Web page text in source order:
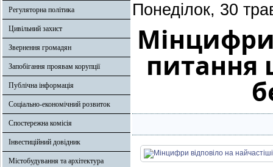
Регуляторна політика
Цивільний захист
Звернення громадян
Запобігання проявам корупції
Публічна інформація
Соціально-економічний розвиток
Спостережна комісія
Інвестиційний довідник
Містобудування та архітектура
Понеділок, 30
Мінцифри
питання